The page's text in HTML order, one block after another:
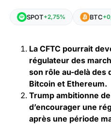
SPOT+2,75% BTC
La CFTC pourrait
régulateur des
son rôle au-delà des
Bitcoin et Ethereum.
Trump ambitionne
d’encourager une
après une période